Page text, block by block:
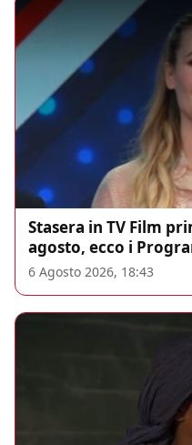
Stasera in TV Film
agosto, ecco i
6 Agosto 2026, 18:43